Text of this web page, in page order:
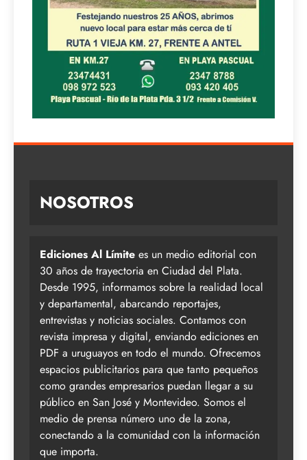
NOSOTROS
Ediciones Al Límite es un medio editorial con
30 años de trayectoria en Ciudad del Plata.
Desde 1995, informamos sobre la realidad local
y departamental, abarcando reportajes,
entrevistas y noticias sociales. Contamos con
revista impresa y digital, enviando ediciones en
PDF a uruguayos en todo el mundo. Ofrecemos
espacios publicitarios para que tanto pequeños
como grandes empresarios puedan llegar a su
público en San José y Montevideo. Somos el
medio de prensa número uno de la zona,
conectando a la comunidad con la información
que importa.